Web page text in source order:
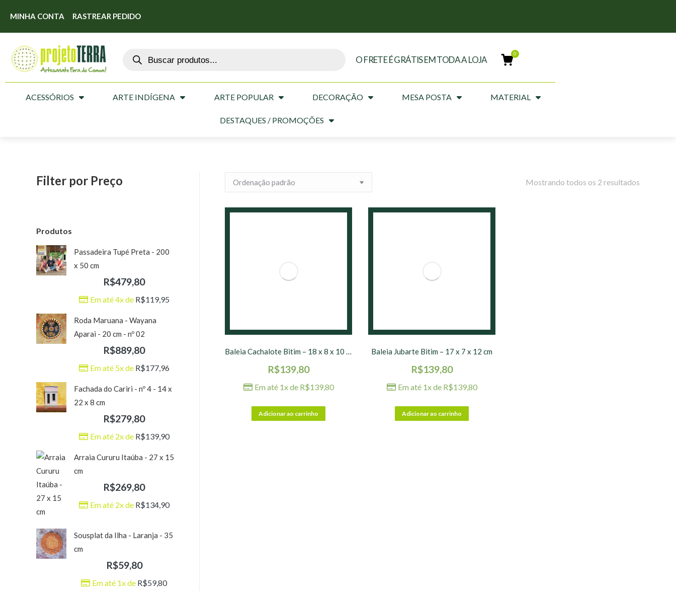
MINHA CONTA RASTREAR PEDIDO
O FRETE É GRÁTIS EM TODA A LOJA
ACESSÓRIOS ARTE INDÍGENA ARTE POPULAR DECORAÇÃO MESA POSTA MATERIAL
DESTAQUES / PROMOÇÕES
Mostrando todos os 2 resultados
Baleia Cachalote Bitim – 18 x 8 x 10 cm
R$139,80
Em até 1x de R$139,80
Adicionar ao carrinho
Baleia Jubarte Bitim – 17 x 7 x 12 cm
R$139,80
Em até 1x de R$139,80
Adicionar ao carrinho
Filter por Preço
Produtos
Passadeira Tupé Preta - 200
x 50 cm
R$479,80
Em até 4x de R$119,95
Roda Maruana - Wayana
Aparai - 20 cm - nº 02
R$889,80
Em até 5x de R$177,96
Fachada do Cariri - nº 4 - 14 x
22 x 8 cm
R$279,80
Em até 2x de R$139,90
Arraia Cururu Itaúba - 27 x 15
cm
R$269,80
Em até 2x de R$134,90
Sousplat da Ilha - Laranja - 35
cm
R$59,80
Em até 1x de R$59,80